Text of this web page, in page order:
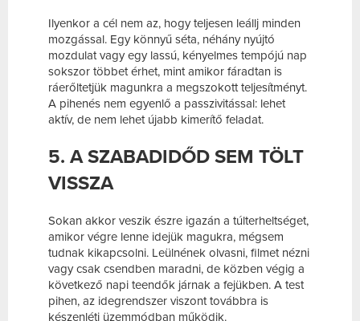
Ilyenkor a cél nem az, hogy teljesen leállj minden
mozgással. Egy könnyű séta, néhány nyújtó
mozdulat vagy egy lassú, kényelmes tempójú nap
sokszor többet érhet, mint amikor fáradtan is
ráerőltetjük magunkra a megszokott teljesítményt.
A pihenés nem egyenlő a passzivitással: lehet
aktív, de nem lehet újabb kimerítő feladat.
5. A SZABADIDŐD SEM TÖLT
VISSZA
Sokan akkor veszik észre igazán a túlterheltséget,
amikor végre lenne idejük magukra, mégsem
tudnak kikapcsolni. Leülnének olvasni, filmet nézni
vagy csak csendben maradni, de közben végig a
következő napi teendők járnak a fejükben. A test
pihen, az idegrendszer viszont továbbra is
készenléti üzemmódban működik.